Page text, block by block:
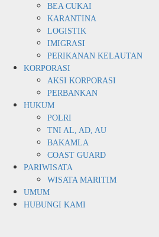
BEA CUKAI
KARANTINA
LOGISTIK
IMIGRASI
PERIKANAN KELAUTAN
KORPORASI
AKSI KORPORASI
PERBANKAN
HUKUM
POLRI
TNI AL, AD, AU
BAKAMLA
COAST GUARD
PARIWISATA
WISATA MARITIM
UMUM
HUBUNGI KAMI